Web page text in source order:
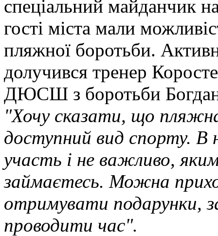
спеціальний майданчик
гості міста мали
пляжної боротьби.
долучився тренер
ДЮСШ з боротьби
"Хочу сказати, що
доступний вид спорту.
участь і не важливо,
займаєтесь. Можна
отримувати подарунки,
проводити час".